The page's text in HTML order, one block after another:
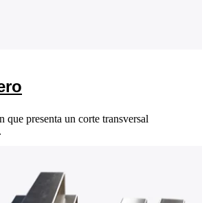
que presenta un corte transversal